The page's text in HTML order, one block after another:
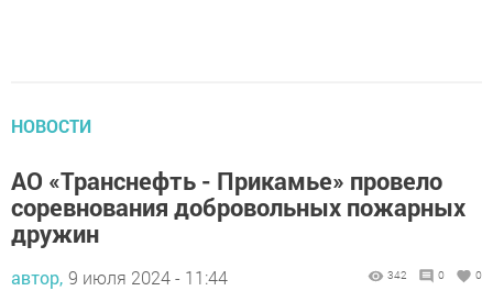
НОВОСТИ
АО «Транснефть - Прикамье» провело
соревнования добровольных пожарных
дружин
автор, 9 июля 2024 - 11:44 342 0 0